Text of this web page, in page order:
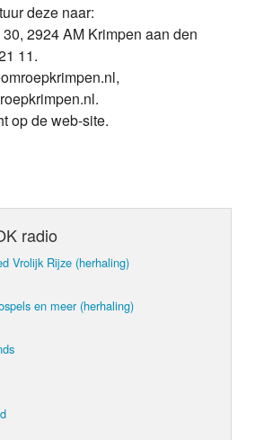
deze naar:
2924 AM Krimpen aan den
11.
op de web-site.
radio
Vrolijk Rijze (herhaling)
en meer (herhaling)